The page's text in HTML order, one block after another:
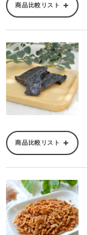
商品比較リスト
商品比較リスト